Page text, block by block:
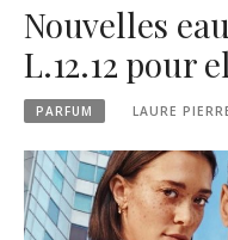
Nouvelles
L.12.12 pour
PARFUM LAURE